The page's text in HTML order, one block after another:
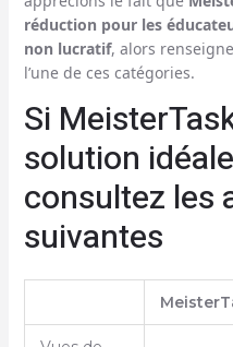
réduction pour les
non lucratif, alors
l’une de ces catégories.
Si
solution
consultez les
suivantes